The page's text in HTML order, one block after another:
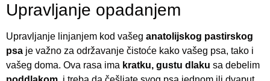
Upravljanje opadanjem
Upravljanje linjanjem kod vašeg anatolijskog pastirskog
psa je važno za održavanje čistoće kako vašeg psa, tako i
vašeg doma. Ova rasa ima kratku, gustu dlaku sa debelim